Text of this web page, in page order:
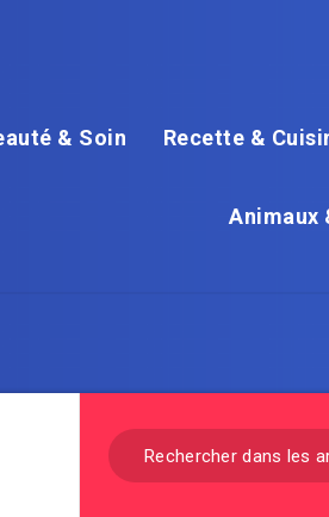
& Soin Recette &
Animaux